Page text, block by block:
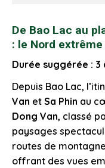
De Bao Lac au
: le Nord
Durée suggérée : 3
Depuis Bao Lac,
Van et Sa Phin au
Dong Van, classé
paysages
routes de
offrant des vues